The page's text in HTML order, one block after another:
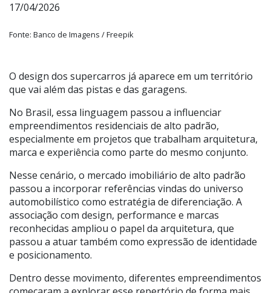
17/04/2026
Fonte: Banco de Imagens / Freepik
O design dos supercarros já aparece em um território
que vai além das pistas e das garagens.
No Brasil, essa linguagem passou a influenciar
empreendimentos residenciais de alto padrão,
especialmente em projetos que trabalham arquitetura,
marca e experiência como parte do mesmo conjunto.
Nesse cenário, o mercado imobiliário de alto padrão
passou a incorporar referências vindas do universo
automobilístico como estratégia de diferenciação. A
associação com design, performance e marcas
reconhecidas ampliou o papel da arquitetura, que
passou a atuar também como expressão de identidade
e posicionamento.
Dentro desse movimento, diferentes empreendimentos